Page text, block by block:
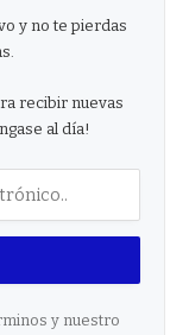
y no te pierdas
recibir nuevas
al día!
y nuestro